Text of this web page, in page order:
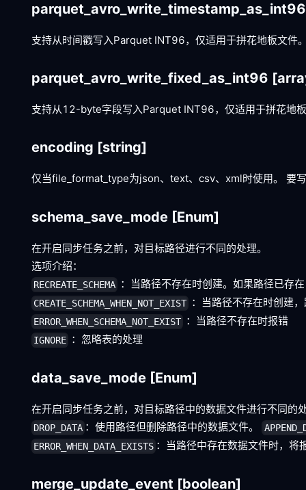
支持从时间戳写入Parquet INT96，仅适用于拼花地板文件
parquet_avro_write_fixed_as_int96
支持从12-byte字段写入Parquet INT96，仅适用于拼花地
encoding [string]
仅当file_format_type为json、text、csv、xml时使用。 要
schema_save_mode [Enum]
在开启同步任务之前，对目标路径进行不同的处理。
选项介绍：
RECREATE_SCHEMA ：当路径不存在时创建。如果路径已存
CREATE_SCHEMA_WHEN_NOT_EXIST ：当路径不存在时创建
ERROR_WHEN_SCHEMA_NOT_EXIST ：当路径不存在时报错
IGNORE ：忽略表的处理
data_save_mode [Enum]
在开启同步任务之前，对目标路径中的数据文件进行不同的
DROP_DATA ：使用路径但删除路径中的数据文件。
ERROR_WHEN_DATA_EXISTS ：当路径中存在数据文件时，将
merge_update_event [boolean]